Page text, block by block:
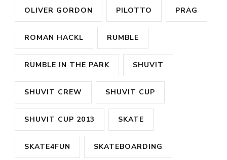
OLIVER GORDON PILOTTO PRAG
ROMAN HACKL RUMBLE
RUMBLE IN THE PARK SHUVIT
SHUVIT CREW SHUVIT CUP
SHUVIT CUP 2013 SKATE
SKATE4FUN SKATEBOARDING